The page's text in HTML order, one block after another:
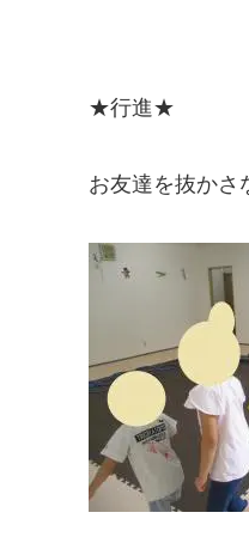
★行進★
お友達を抜かさ